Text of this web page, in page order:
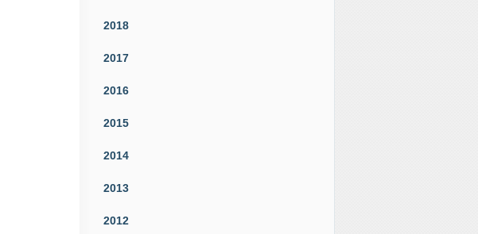
2018
2017
2016
2015
2014
2013
2012